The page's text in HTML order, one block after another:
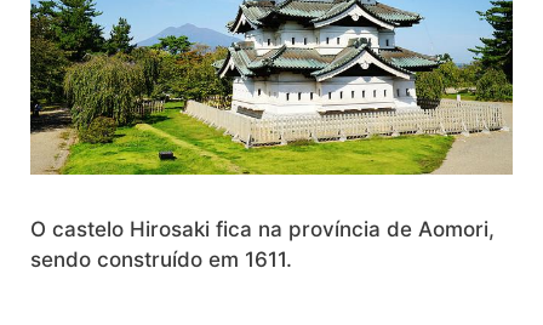
O castelo Hirosaki fica na província de Aomori,
sendo construído em 1611.